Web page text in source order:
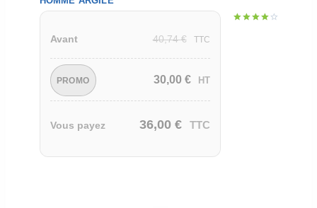
Avant 40,74€ TTC
PROMO 30,00 € HT
Vous payez 36,00 € TTC